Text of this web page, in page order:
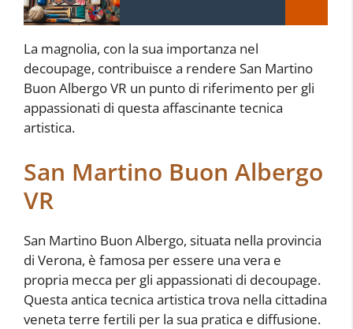
La magnolia, con la sua importanza nel
decoupage, contribuisce a rendere San Martino
Buon Albergo VR un punto di riferimento per gli
appassionati di questa affascinante tecnica
artistica.
San Martino Buon Albergo
VR
San Martino Buon Albergo, situata nella provincia
di Verona, è famosa per essere una vera e
propria mecca per gli appassionati di decoupage.
Questa antica tecnica artistica trova nella cittadina
veneta terre fertili per la sua pratica e diffusione.